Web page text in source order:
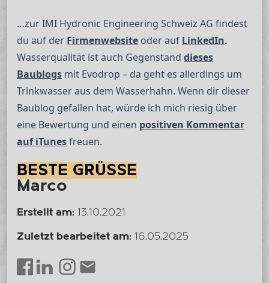
…zur IMI Hydronic Engineering Schweiz AG findest
du auf der Firmenwebsite oder auf LinkedIn.
Wasserqualität ist auch Gegenstand dieses
Baublogs mit Evodrop – da geht es allerdings um
Trinkwasser aus dem Wasserhahn. Wenn dir dieser
Baublog gefallen hat, würde ich mich riesig über
eine Bewertung und einen positiven Kommentar
auf iTunesfreuen.
BESTE GRÜSSE
Marco
Erstellt am: 13.10.2021
Zuletzt bearbeitet am: 16.05.2025
Facebook
LinkedInInstagramEnvelope